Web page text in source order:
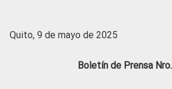
Quito, 9 de mayo de 2025
Boletín de Prensa